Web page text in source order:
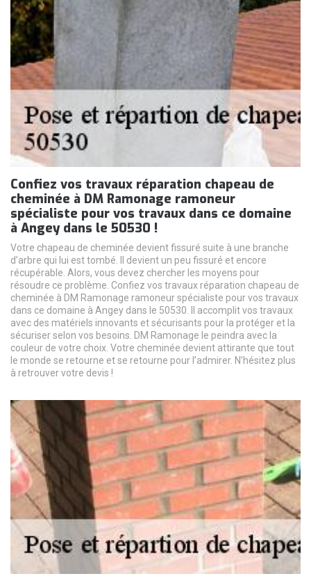
Confiez vos travaux réparation chapeau de
cheminée à DM Ramonage ramoneur
spécialiste pour vos travaux dans ce domaine
à Angey dans le 50530 !
Votre chapeau de cheminée devient fissuré suite à une branche
d’arbre qui lui est tombé. Il devient un peu fissuré et encore
récupérable. Alors, vous devez chercher les moyens pour
résoudre ce problème. Confiez vos travaux réparation chapeau de
cheminée à DM Ramonage ramoneur spécialiste pour vos travaux
dans ce domaine à Angey dans le 50530. Il accomplit vos travaux
avec des matériels innovants et sécurisants pour la protéger et la
sécuriser selon vos besoins. DM Ramonage le peindra avec la
couleur de votre choix. Votre cheminée devient attirante que tout
le monde se retourne et se retourne pour l’admirer. N’hésitez plus
à retrouver votre devis !